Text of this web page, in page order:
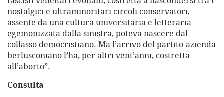
nostalgici e ultraminoritari circoli conservatori,
assente da una cultura universitaria e letteraria
egemonizzata dalla sinistra, poteva nascere dal
collasso democristiano. Ma l’arrivo del partito-azienda
berlusconiano l’ha, per altri vent’anni, costretta
all’aborto”.
Consulta